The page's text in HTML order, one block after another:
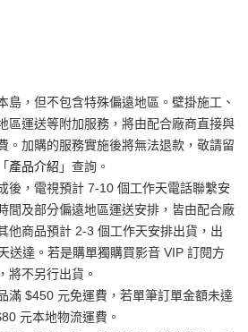
島，但不包含特殊偏遠地區。壁掛施工、
區運送等附加服務，將由配合廠商直接與
。加購的服務實施後將無法退款，敬請留
產品介紹 」查詢。
後，電視預計 7-10 個工作天電話聯繫安
間及部分偏遠地區運送安排，皆由配合廠
他商品預計 2-3 個工作天安排出貨，出
送達。若是購單獨購買影音 VIP 訂閱方
將不另行出貨。
滿 $450 元免運費，若單筆訂單金額未達
元本地物流運費。